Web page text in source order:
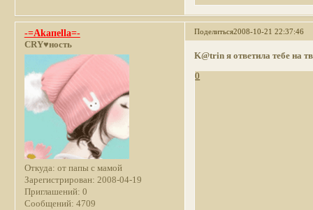
Поделиться2008-10-21 22:37:46
-=Akaпella=-
CRY♥ность
Откуда: от папы с мамой
Зарегистрирован: 2008-04-19
Приглашений: 0
Сообщений: 4709
K@trin я ответила тебе на
0